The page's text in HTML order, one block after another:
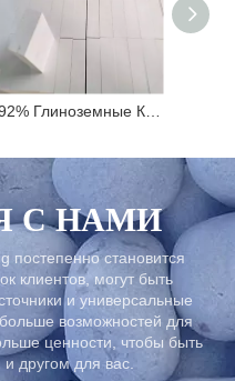
С НАМИ
постепенно становится
клиентов, могут быть
и универсальные
возможностей для
ценности, чтобы быть
другом для вас.